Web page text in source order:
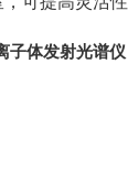
子体发射光谱仪